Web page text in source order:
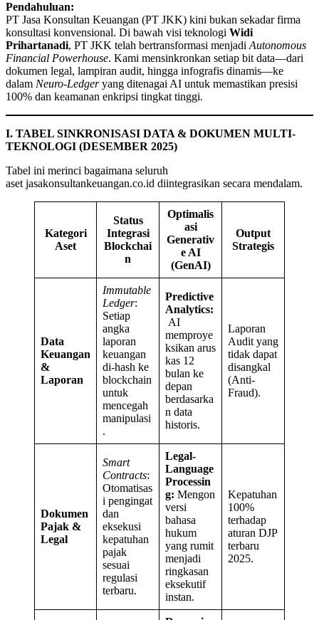
Pendahuluan:
PT Jasa Konsultan Keuangan (PT JKK) kini bukan sekadar firma
konsultasi konvensional. Di bawah visi teknologi Widi
Prihartanadi, PT JKK telah bertransformasi menjadi Autonomous
Financial Powerhouse. Kami mensinkronkan setiap bit data—dari
dokumen legal, lampiran audit, hingga infografis dinamis—ke
dalam Neuro-Ledgeryang ditenagai AI untuk memastikan presisi
100% dan keamanan enkripsi tingkat tinggi.
I. TABEL SINKRONISASI DATA & DOKUMEN MULTI-
TEKNOLOGI (DESEMBER 2025)
Tabel ini merinci bagaimana seluruh
aset jasakonsultankeuangan.co.id diintegrasikan secara mendalam.
Kategori
Aset
Status
Integrasi
Blockchai
n
Optimalis
asi
Generativ
e AI
(GenAI)
Output
Strategis
Data
Keuangan
&
Laporan
Immutable
Ledger:
Setiap
angka
laporan
keuangan
di-hash ke
blockchain
untuk
mencegah
manipulasi
.
Predictive
Analytics:
AI
memproye
ksikan arus
kas 12
bulan ke
depan
berdasarka
n data
historis.
Laporan
Audit yang
tidak dapat
disangkal
(Anti-
Fraud).
Dokumen
Pajak &
Legal
Smart
Contracts:
Otomatisas
i pengingat
dan
eksekusi
kepatuhan
pajak
sesuai
regulasi
terbaru.
Legal-
Language
Processin
g: Mengon
versi
bahasa
hukum
yang rumit
menjadi
ringkasan
eksekutif
instan.
Kepatuhan
100%
terhadap
aturan DJP
terbaru
2025.